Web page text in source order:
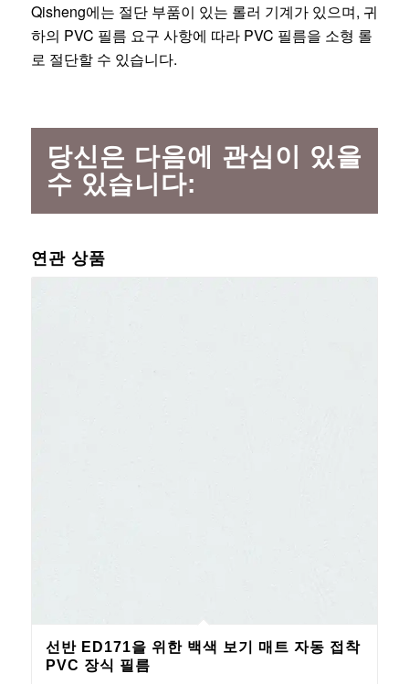
Qisheng에는 절단 부품이 있는 롤러 기계가 있으며, 귀
하의 PVC 필름 요구 사항에 따라 PVC 필름을 소형 롤
로 절단할 수 있습니다.
당신은 다음에 관심이 있을
수 있습니다:
연관 상품
선반 ED171을 위한 백색 보기 매트 자동 접착
PVC 장식 필름